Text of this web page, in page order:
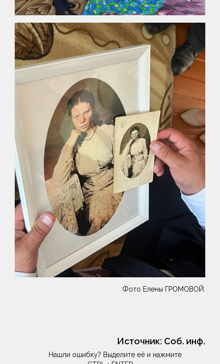
Фото Елены ГРОМОВОЙ.
Источник: Соб. инф.
Нашли ошибку? Выделите её и нажмите